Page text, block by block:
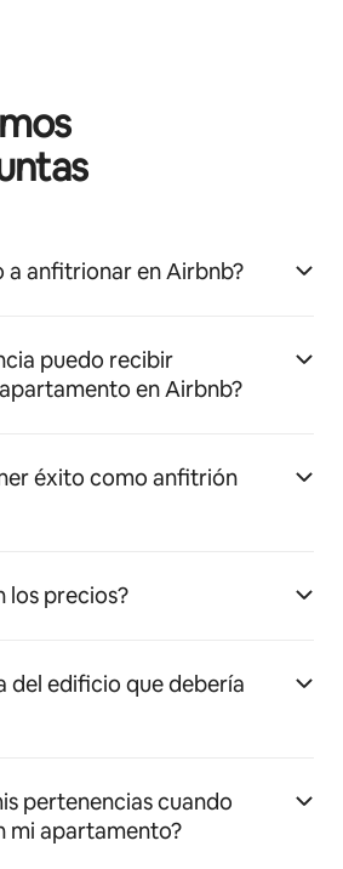
a anfitrionar en Airbnb?
puedo recibir
en Airbnb?
éxito como anfitrión
los precios?
del edificio que debería
pertenencias cuando
mi apartamento?